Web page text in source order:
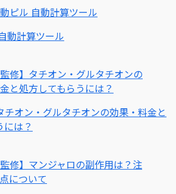
動計算ツール
チオン・グルタチオンの効果・料金と
は？